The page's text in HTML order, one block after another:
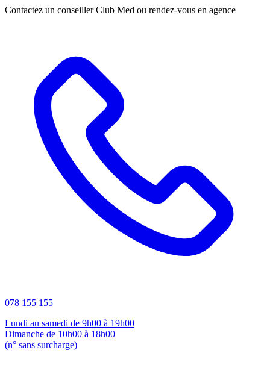
Contactez un conseiller Club Med ou rendez-vous en agence
078 155 155
Lundi au samedi de 9h00 à 19h00
Dimanche de 10h00 à 18h00
(n° sans surcharge)